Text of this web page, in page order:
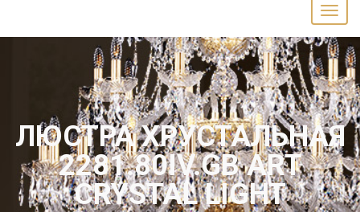
ЛЮСТРА ХРУСТАЛЬНАЯ
2281.80IV.GB ART
CRYSTAL LIGHT